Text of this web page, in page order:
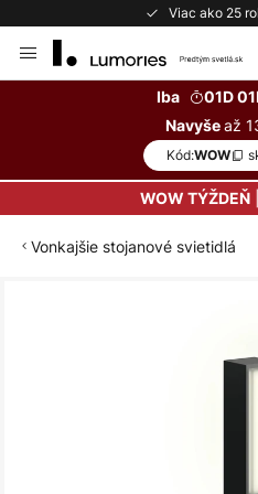
Viac ako 25
to
Iba
01D
Navyšeaž
Kód:WOW
WOW TÝŽDEŇ|
Vonkajšie stojanové svietidlá